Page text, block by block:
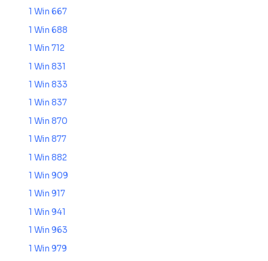
1 Win 667
1 Win 688
1 Win 712
1 Win 831
1 Win 833
1 Win 837
1 Win 870
1 Win 877
1 Win 882
1 Win 909
1 Win 917
1 Win 941
1 Win 963
1 Win 979